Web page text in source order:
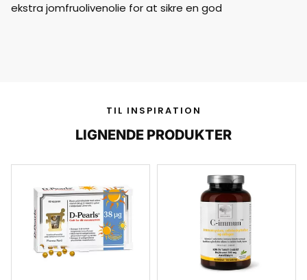
ekstra jomfruolivenolie for at sikre en god
TIL INSPIRATION
LIGNENDE PRODUKTER